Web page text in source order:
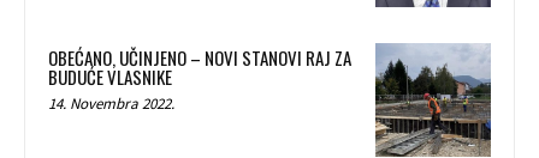
OBEĆANO, UČINJENO – NOVI STANOVI RAJ ZA
BUDUĆE VLASNIKE
14. Novembra 2022.